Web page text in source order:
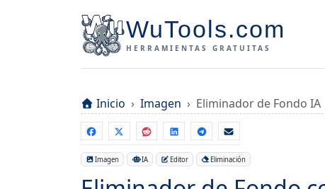
WuTools.com
HERRAMIENTAS GRATUITAS
Inicio Imagen Eliminador de Fondo IA
Imagen IA Editor Eliminación